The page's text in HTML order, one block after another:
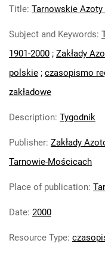
Tarnowskie
Feliksa
Tarnowskie
Robotniczego
Feliksa
Robotniczego
Feliksa
Robotniczego
Feliksa
Robotniczego
Tarnowskie
Title: Tarnowskie Azoty
Subject and Keywords:
1901-2000 ; Zakłady
polskie ; czasopismo
zakładowe
Description: Tygodnik
Publisher: Zakłady
Tarnowie-Mościcach
Place of publication:
Date: 2000
Resource Type: